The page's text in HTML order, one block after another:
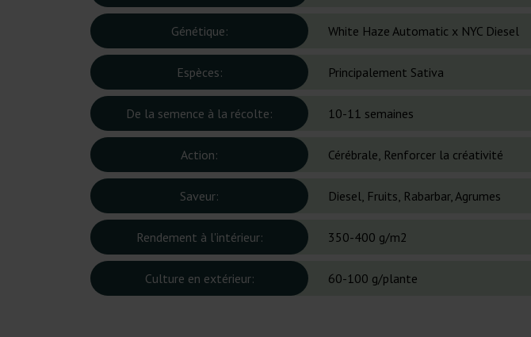
Génétique: White Haze Automatic x NYC Diesel
Espèces: Principalement Sativa
De la semence à la récolte: 10-11 semaines
Action: Cérébrale, Renforcer la créativité
Saveur: Diesel, Fruits, Rabarbar, Agrumes
Rendement à l'intérieur: 350-400 g/m2
Culture en extérieur: 60-100 g/plante